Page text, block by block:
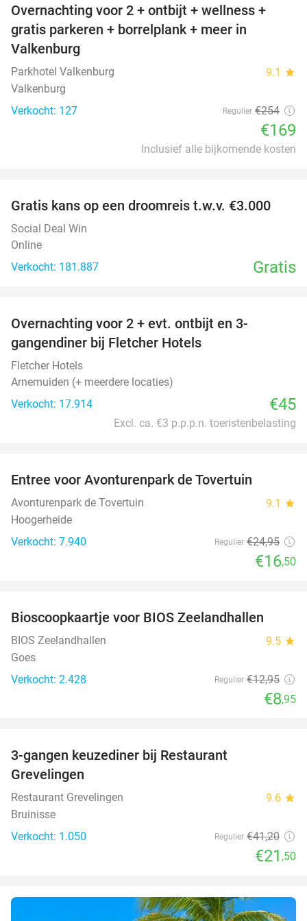
33%
Overnachting voor 2 + ontbijt + wellness +
gratis parkeren + borrelplank + meer in
Valkenburg
Parkhotel Valkenburg 9.1 star
Valkenburg
Verkocht: 127
Regulier €254
€169
Inclusief alle bijkomende kosten
Gratis kans op een droomreis t.w.v. €3.000
Social Deal Win
Online
Verkocht: 181.887
Gratis
Overnachting voor 2 + evt. ontbijt en 3-
gangendiner bij Fletcher Hotels
Fletcher Hotels
Arnemuiden (+ meerdere locaties)
Verkocht: 17.914
€45
Excl. ca. €3 p.p.p.n. toeristenbelasting
Entree voor Avonturenpark de Tovertuin
Avonturenpark de Tovertuin 9.1 star
Hoogerheide
Verkocht: 7.940
Regulier €24,95
€16,50
Bioscoopkaartje voor BIOS Zeelandhallen
BIOS Zeelandhallen 9.5 star
Goes
Verkocht: 2.428
Regulier €12,95
€8,95
3-gangen keuzediner bij Restaurant
Grevelingen
Restaurant Grevelingen 9.6 star
Bruinisse
Verkocht: 1.050
Regulier €41,20
€21 ,50